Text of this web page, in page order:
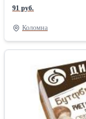
порошок, колбаса
мясо птицы
соль поваренная,
тмин, кориандр, перец
91 руб.
Коломна